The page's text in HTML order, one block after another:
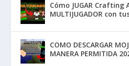
Cómo JUGAR Crafting
MULTIJUGADOR con
COMO DESCARGAR
MANERA PERMITIDA